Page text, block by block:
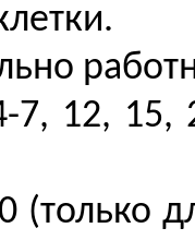
7, 12, 15,
(только